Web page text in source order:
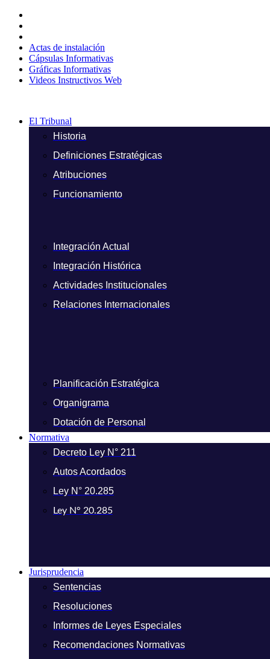
contenido
Actas de instalación
Cápsulas Informativas
Gráficas Informativas
Videos Instructivos Web
El Tribunal
Historia
Definiciones Estratégicas
Atribuciones
Funcionamiento
Integración Actual
Integración Histórica
Actividades Institucionales
Relaciones Internacionales
Planificación Estratégica
Organigrama
Dotación de Personal
Normativa
Decreto Ley N° 211
Autos Acordados
Ley N° 20.285
Ley N° 20.285
Jurisprudencia
Sentencias
Resoluciones
Informes de Leyes Especiales
Recomendaciones Normativas